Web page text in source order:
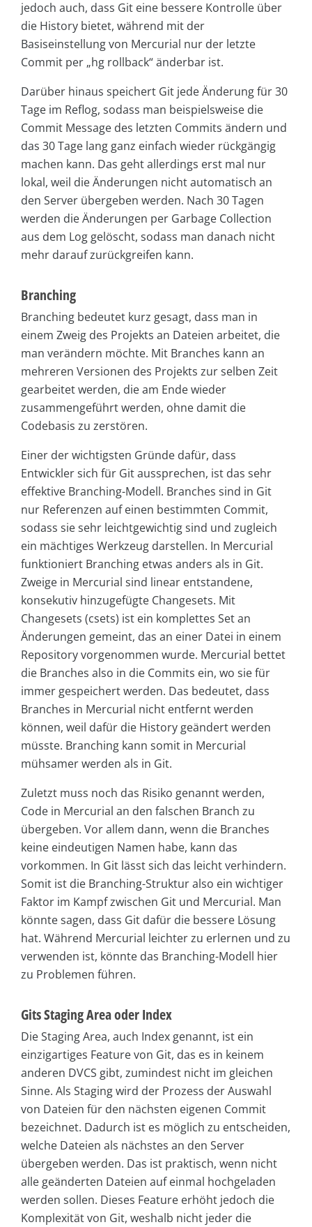
jedoch auch, dass Git eine bessere Kontrolle über
die History bietet, während mit der
Basiseinstellung von Mercurial nur der letzte
Commit per „hg rollback“ änderbar ist.
Darüber hinaus speichert Git jede Änderung für 30
Tage im Reflog, sodass man beispielsweise die
Commit Message des letzten Commits ändern und
das 30 Tage lang ganz einfach wieder rückgängig
machen kann. Das geht allerdings erst mal nur
lokal, weil die Änderungen nicht automatisch an
den Server übergeben werden. Nach 30 Tagen
werden die Änderungen per Garbage Collection
aus dem Log gelöscht, sodass man danach nicht
mehr darauf zurückgreifen kann.
Branching
Branching bedeutet kurz gesagt, dass man in
einem Zweig des Projekts an Dateien arbeitet, die
man verändern möchte. Mit Branches kann an
mehreren Versionen des Projekts zur selben Zeit
gearbeitet werden, die am Ende wieder
zusammengeführt werden, ohne damit die
Codebasis zu zerstören.
Einer der wichtigsten Gründe dafür, dass
Entwickler sich für Git aussprechen, ist das sehr
effektive Branching-Modell. Branches sind in Git
nur Referenzen auf einen bestimmten Commit,
sodass sie sehr leichtgewichtig sind und zugleich
ein mächtiges Werkzeug darstellen. In Mercurial
funktioniert Branching etwas anders als in Git.
Zweige in Mercurial sind linear entstandene,
konsekutiv hinzugefügte Changesets. Mit
Changesets (csets) ist ein komplettes Set an
Änderungen gemeint, das an einer Datei in einem
Repository vorgenommen wurde. Mercurial bettet
die Branches also in die Commits ein, wo sie für
immer gespeichert werden. Das bedeutet, dass
Branches in Mercurial nicht entfernt werden
können, weil dafür die History geändert werden
müsste. Branching kann somit in Mercurial
mühsamer werden als in Git.
Zuletzt muss noch das Risiko genannt werden,
Code in Mercurial an den falschen Branch zu
übergeben. Vor allem dann, wenn die Branches
keine eindeutigen Namen habe, kann das
vorkommen. In Git lässt sich das leicht verhindern.
Somit ist die Branching-Struktur also ein wichtiger
Faktor im Kampf zwischen Git und Mercurial. Man
könnte sagen, dass Git dafür die bessere Lösung
hat. Während Mercurial leichter zu erlernen und zu
verwenden ist, könnte das Branching-Modell hier
zu Problemen führen.
Gits Staging Area oder Index
Die Staging Area, auch Index genannt, ist ein
einzigartiges Feature von Git, das es in keinem
anderen DVCS gibt, zumindest nicht im gleichen
Sinne. Als Staging wird der Prozess der Auswahl
von Dateien für den nächsten eigenen Commit
bezeichnet. Dadurch ist es möglich zu entscheiden,
welche Dateien als nächstes an den Server
übergeben werden. Das ist praktisch, wenn nicht
alle geänderten Dateien auf einmal hochgeladen
werden sollen. Dieses Feature erhöht jedoch die
Komplexität von Git, weshalb nicht jeder die